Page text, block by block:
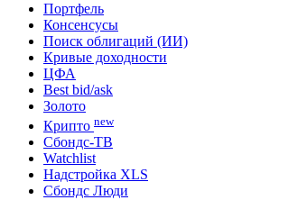
Портфель
Консенсусы
Поиск облигаций (ИИ)
Кривые доходности
ЦФА
Best bid/ask
Золото
Крипто new
Сбондс-ТВ
Watchlist
Надстройка XLS
Сбондс Люди